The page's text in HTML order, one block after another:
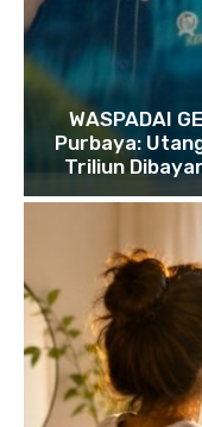
WASPADAI
Purbaya:
Triliun